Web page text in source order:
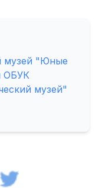
музей "Юные
ОБУК
музей"